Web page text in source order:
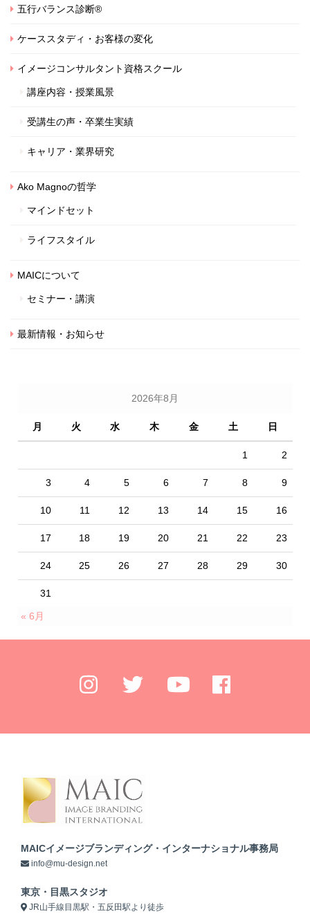
五行バランス診断®
ケーススタディ・お客様の変化
イメージコンサルタント資格スクール
講座内容・授業風景
受講生の声・卒業生実績
キャリア・業界研究
Ako Magnoの哲学
マインドセット
ライフスタイル
MAICについて
セミナー・講演
最新情報・お知らせ
2026年8月
月 火 水 木 金 土 日
1 2
3 4 5 6 7 8 9
10 11 12 13 14 15 16
17 18 19 20 21 22 23
24 25 26 27 28 29 30
31
« 6月
MAICイメージブランディング・インターナショナル事務局
info@mu-design.net
東京・目黒スタジオ
JR山手線目黒駅・五反田駅より徒歩